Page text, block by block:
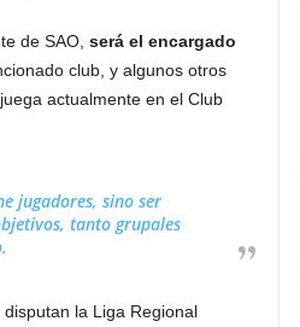
de SAO, será el encargado
club, y algunos otros
actualmente en el Club
jugadores, sino ser
tanto grupales
la Liga Regional